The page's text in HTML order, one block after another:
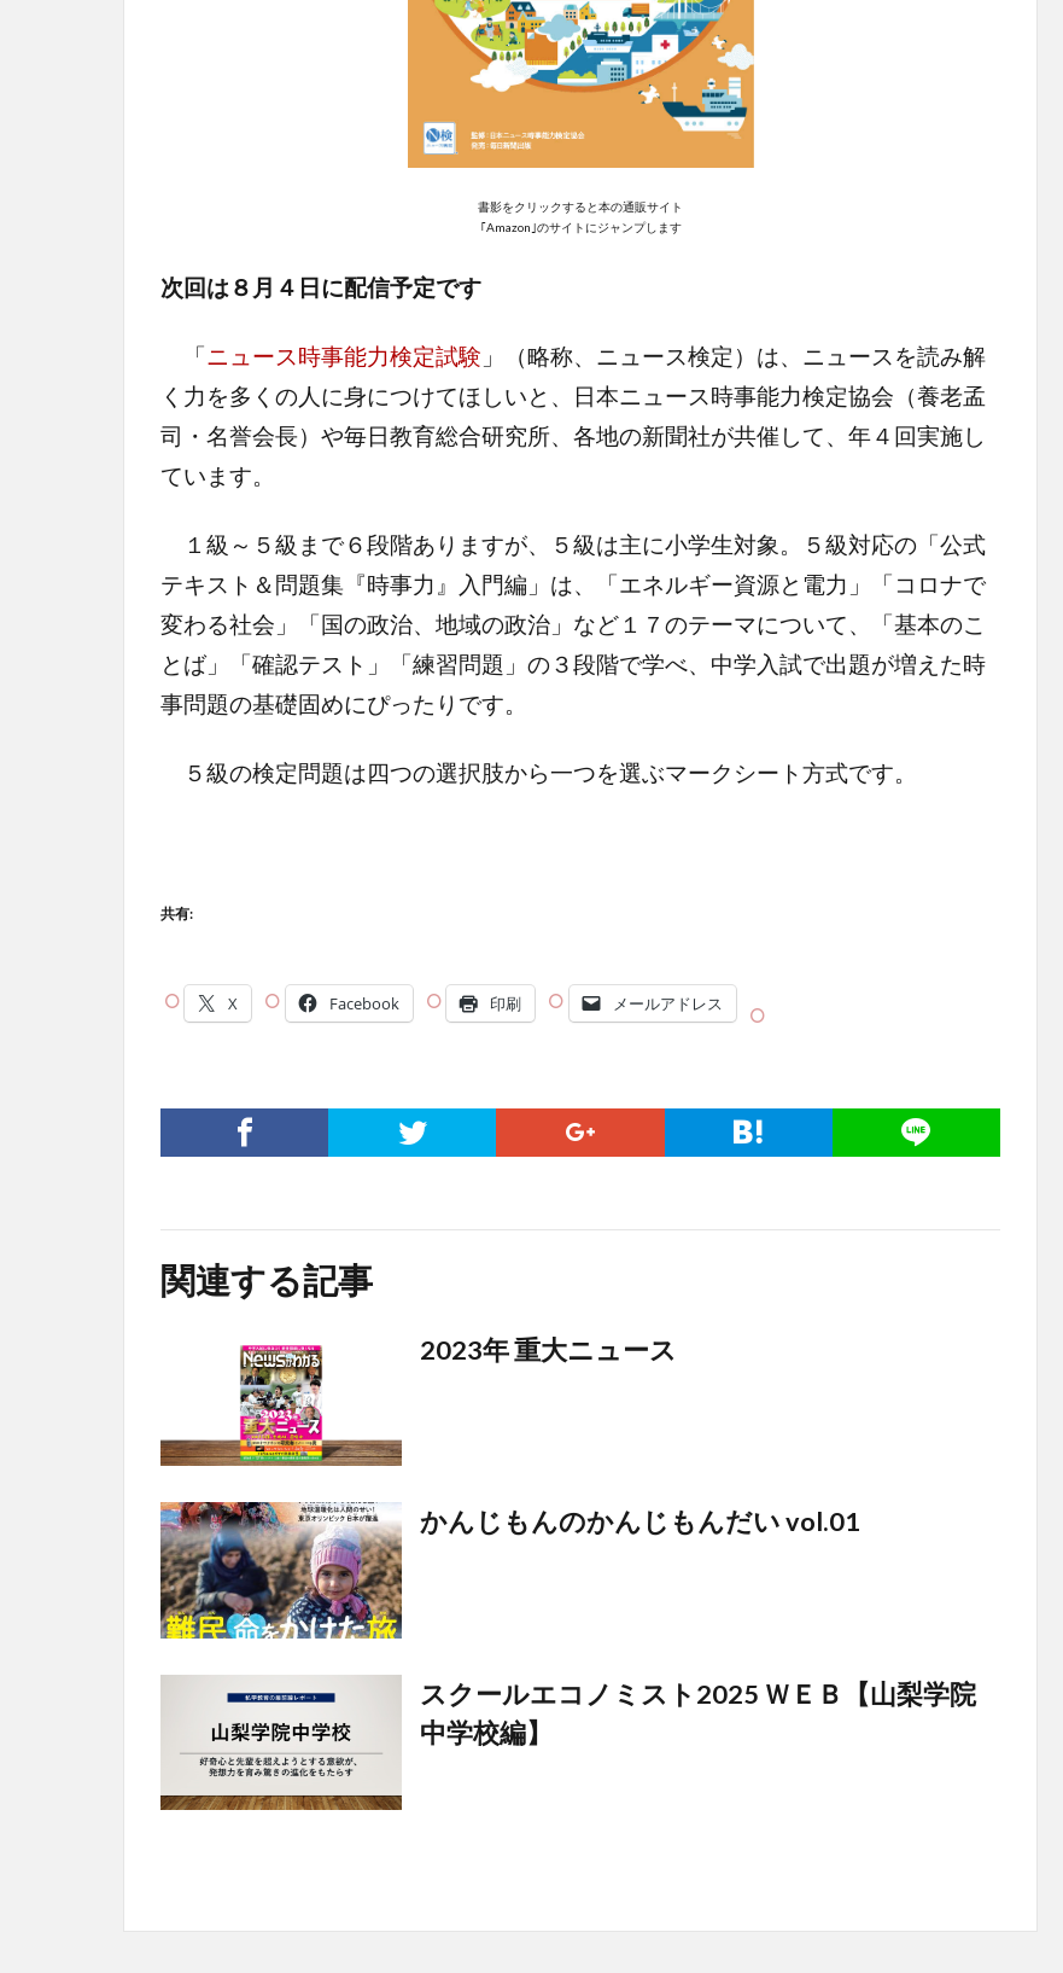
書影をクリックすると本の通販サイト
｢Amazon｣のサイトにジャンプします
次回は８月４日に配信予定です
「 ニュース時事能力検定試験 」（略称、ニュース検定）は、ニュースを読み解
く力を多くの人に身につけてほしいと、日本ニュース時事能力検定協会（養老孟
司・名誉会長）や毎日教育総合研究所、各地の新聞社が共催して、年４回実施し
ています。
１級～５級まで６段階ありますが、５級は主に小学生対象。５級対応の「公式
テキスト＆問題集『時事力』入門編」は、「エネルギー資源と電力」「コロナで
変わる社会」「国の政治、地域の政治」など１７のテーマについて、「基本のこ
とば」「確認テスト」「練習問題」の３段階で学べ、中学入試で出題が増えた時
事問題の基礎固めにぴったりです。
５級の検定問題は四つの選択肢から一つを選ぶマークシート方式です。
共有:
X Facebook 印刷 メールアドレス
関連する記事
2023年 重大ニュース
かんじもんのかんじもんだい vol.01
スクールエコノミスト2025 ＷＥＢ【山梨学院
中学校編】